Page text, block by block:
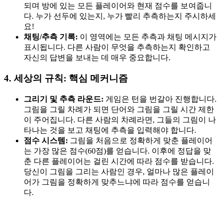
되며 방에 있는 모든 플레이어와 현재 점수를 보여줍니
다. 누가 선두에 있는지, 누가 빨리 추측하는지 주시하세
요!
채팅/추측 기록: 이 영역에는 모든 추측과 채팅 메시지가
표시됩니다. 다른 사람이 무엇을 추측하는지 확인하고
자신의 답변을 보내는 데 매우 중요합니다.
4. 세상의 규칙: 핵심 메커니즘
그리기 및 추측 라운드: 게임은 턴을 번갈아 진행합니다.
그림을 그릴 차례가 되면 단어와 그림을 그릴 시간 제한
이 주어집니다. 다른 사람의 차례라면, 그들의 그림이 나
타나는 것을 보고 채팅에 추측을 입력해야 합니다.
점수 시스템: 그림을 처음으로 정확하게 맞춘 플레이어
는 가장 많은 점수(60점)를 얻습니다. 이후에 정답을 맞
춘 다른 플레이어는 걸린 시간에 따라 점수를 받습니다.
당신이 그림을 그리는 사람인 경우, 얼마나 많은 플레이
어가 그림을 정확하게 맞추느냐에 따라 점수를 얻습니
다.